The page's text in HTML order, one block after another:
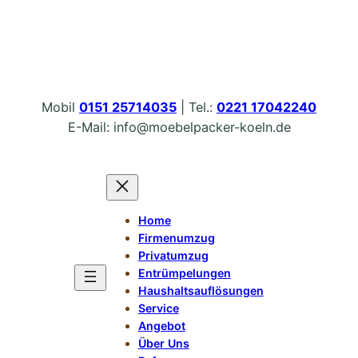
Mobil 0151 25714035 | Tel.: 0221 17042240
E-Mail: info@moebelpacker-koeln.de
Home
Firmenumzug
Privatumzug
Entrümpelungen
Haushaltsauflösungen
Service
Angebot
Über Uns